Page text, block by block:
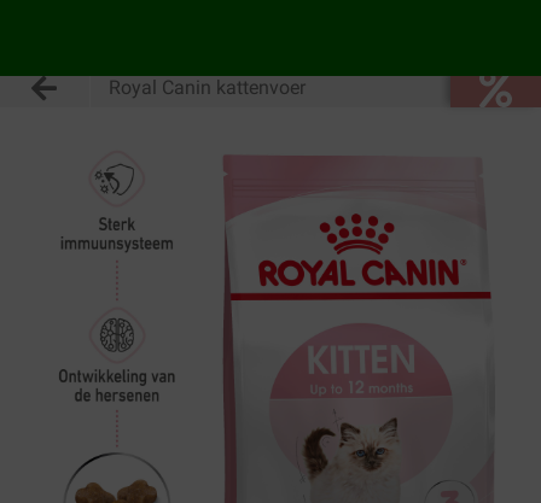
Royal Canin kattenvoer